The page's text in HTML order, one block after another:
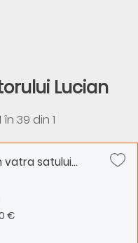
Lucian
în39 din1
vatra satului...
€